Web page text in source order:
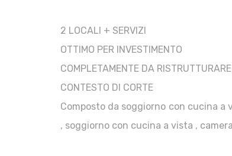
2 LOCALI + SERVIZI
OTTIMO PER INVESTIMENTO
COMPLETAMENTE DA RISTRUTTURARE
CONTESTO DI CORTE
Composto da soggiorno con cucina
, soggiorno con cucina a vista ,